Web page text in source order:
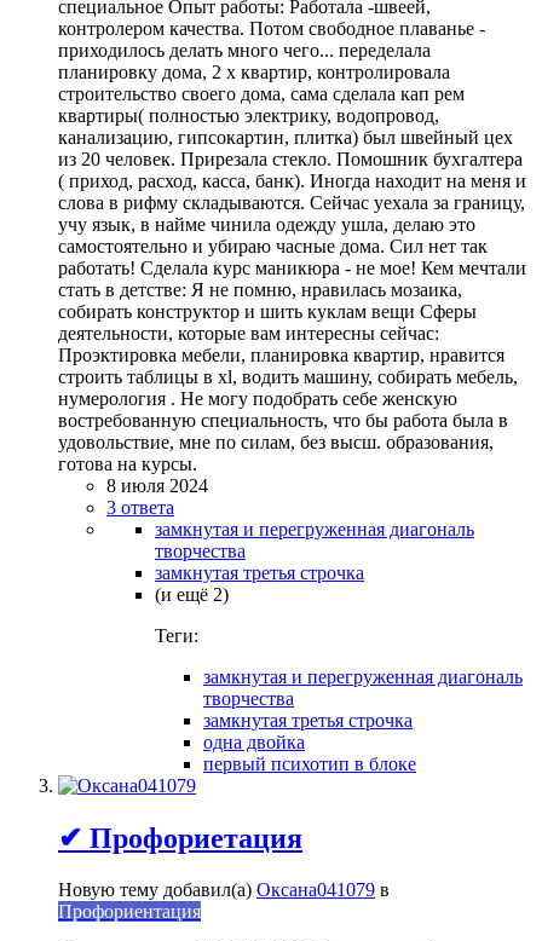
специальное Опыт работы: Работала -швеей,
контролером качества. Потом свободное плаванье -
приходилось делать много чего... переделала
планировку дома, 2 х квартир, контролировала
строительство своего дома, сама сделала кап рем
квартиры( полностью электрику, водопровод,
канализацию, гипсокартин, плитка) был швейный цех
из 20 человек. Прирезала стекло. Помошник бухгалтера
( приход, расход, касса, банк). Иногда находит на меня и
слова в рифму складываются. Сейчас уехала за границу,
учу язык, в найме чинила одежду ушла, делаю это
самостоятельно и убираю часные дома. Сил нет так
работать! Сделала курс маникюра - не мое! Кем мечтали
стать в детстве: Я не помню, нравилась мозаика,
собирать конструктор и шить куклам вещи Сферы
деятельности, которые вам интересны сейчас:
Проэктировка мебели, планировка квартир, нравится
строить таблицы в xl, водить машину, собирать мебель,
нумерология . Не могу подобрать себе женскую
востребованную специальность, что бы работа была в
удовольствие, мне по силам, без высш. образования,
готова на курсы.
8 июля 2024
3 ответа
замкнутая и перегруженная диагональ
творчества
замкнутая третья строчка
(и ещё 2)
Теги:
замкнутая и перегруженная диагональ
творчества
замкнутая третья строчка
одна двойка
первый психотип в блоке
✔ Профориетация
Новую тему добавил(а) Оксана041079 в
Профориентация